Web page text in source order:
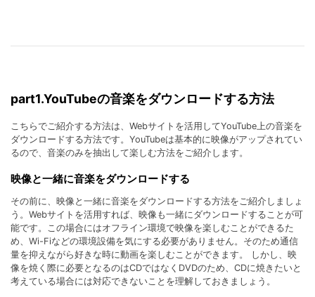
part1.YouTubeの音楽をダウンロードする方法
こちらでご紹介する方法は、Webサイトを活用してYouTube上の音楽を
ダウンロードする方法です。YouTubeは基本的に映像がアップされてい
るので、音楽のみを抽出して楽しむ方法をご紹介します。
映像と一緒に音楽をダウンロードする
その前に、映像と一緒に音楽をダウンロードする方法をご紹介しましょ
う。Webサイトを活用すれば、映像も一緒にダウンロードすることが可
能です。この場合にはオフライン環境で映像を楽しむことができるた
め、Wi-Fiなどの環境設備を気にする必要がありません。そのため通信
量を抑えながら好きな時に動画を楽しむことができます。 しかし、映
像を焼く際に必要となるのはCDではなくDVDのため、CDに焼きたいと
考えている場合には対応できないことを理解しておきましょう。